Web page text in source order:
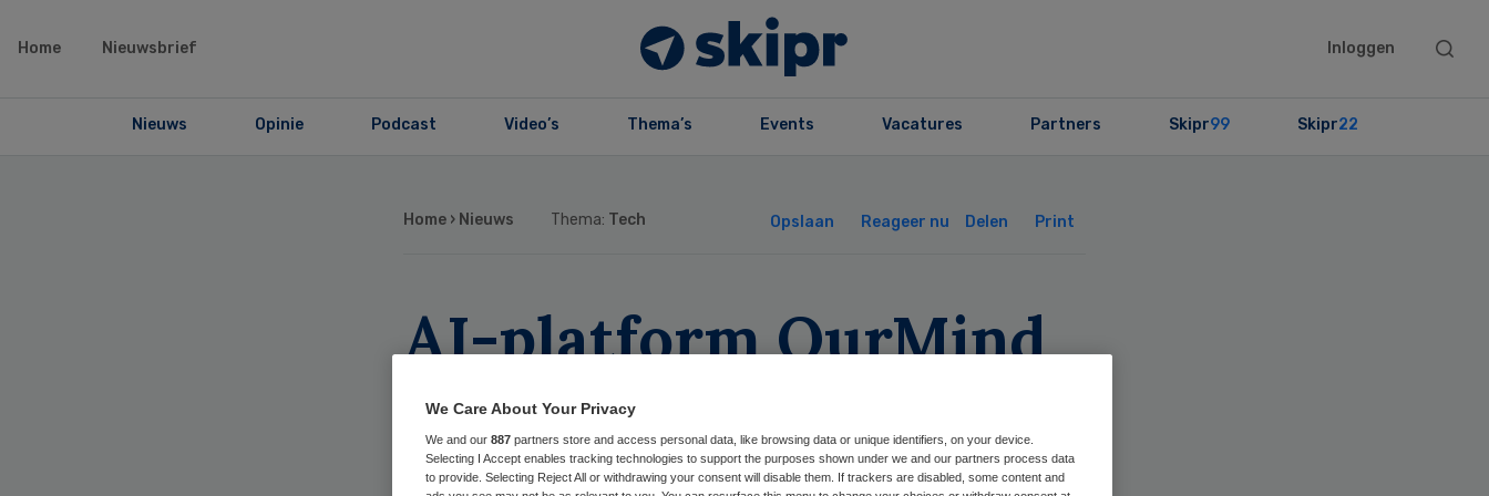
Home Nieuwsbrief Inloggen
Search
Nieuws Opinie Podcast Video’s Thema’s Events Vacatures Partners Skipr99 Skipr22
Home › Nieuws Thema: Tech Opslaan Reageer nu Delen Print
AI-platform OurMind
haalt ruim 2 miljoen
euro aan
We Care About Your Privacy
We and our 887 partners store and access personal data, like browsing data or unique identifiers, on your device.
Selecting I Accept enables tracking technologies to support the purposes shown under we and our partners process data
to provide. Selecting Reject All or withdrawing your consent will disable them. If trackers are disabled, some content and